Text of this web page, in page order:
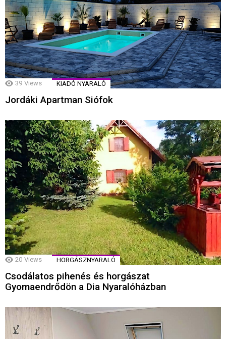
39 Views KIADÓ NYARALÓ
Jordáki Apartman Siófok
20 Views HORGÁSZNYARALÓ
Csodálatos pihenés és horgászat
Gyomaendrődön a Dia Nyaralóházban